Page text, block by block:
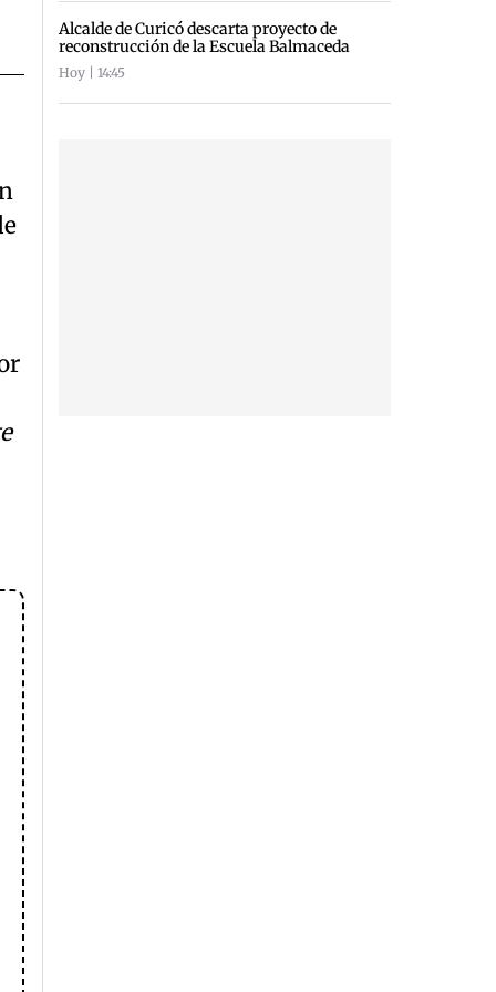
Alcalde de Curicó descarta proyecto de
reconstrucción de la Escuela Balmaceda
Hoy | 14:45